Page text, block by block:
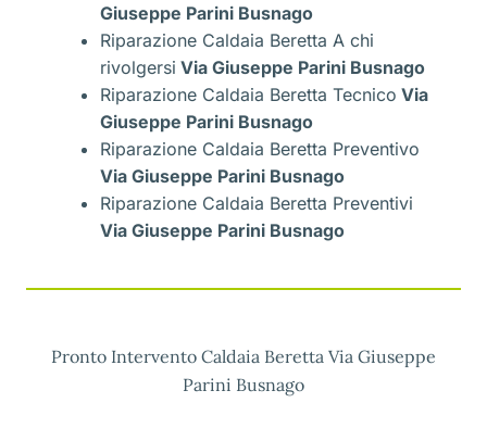
Giuseppe Parini Busnago
Riparazione Caldaia Beretta A chi
rivolgersi Via Giuseppe Parini Busnago
Riparazione Caldaia Beretta Tecnico Via
Giuseppe Parini Busnago
Riparazione Caldaia Beretta Preventivo
Via Giuseppe Parini Busnago
Riparazione Caldaia Beretta Preventivi
Via Giuseppe Parini Busnago
Pronto Intervento Caldaia Beretta Via Giuseppe
Parini Busnago